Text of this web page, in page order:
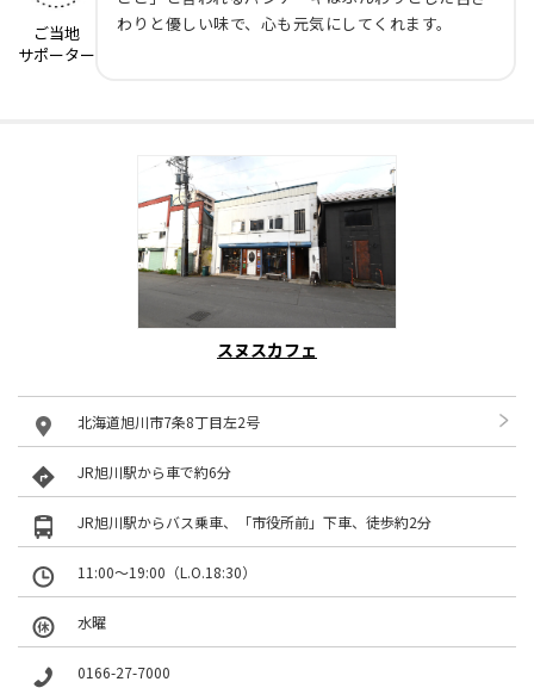
ご当地
サポーター
わりと優しい味で、心も元気にしてくれます。
スヌスカフェ
北海道旭川市7条8丁目左2号
JR旭川駅から車で約6分
JR旭川駅からバス乗車、「市役所前」下車、徒歩約2分
11:00～19:00（L.O.18:30）
水曜
0166-27-7000